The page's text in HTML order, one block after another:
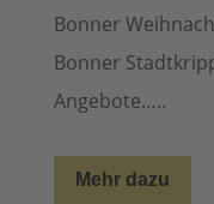
Bonner
Bonner
Angebote…..
Mehr dazu